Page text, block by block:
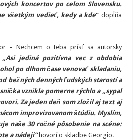
koncertov po celom Slovensku.
všetkým vedieť, kedy a kde“ dopĺňa
– Nechcem o teba prísť sa autorsky
„Asi jediná pozitívna vec z obdobia
po dlhom čase venovať skladaniu,
bežných denných ľudských starostí a
vznikla pomerne rýchlo a „sypal
Za jeden deň som zložil aj text aj
improvizovanom štúdiu. Myslím,
naše 30 ročné pôsobenie na scéne:
a nádeji“ hovorí o skladbe Georgio.